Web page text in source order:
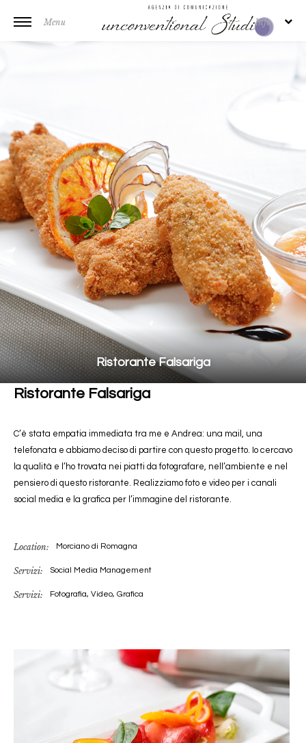
Menu Info
Ristorante Falsariga
Ristorante Falsariga
C’è stata empatia immediata tra me e Andrea: una mail, una
telefonata e abbiamo deciso di partire con questo progetto. Io cercavo
la qualità e l’ho trovata nei piatti da fotografare, nell’ambiente e nel
pensiero di questo ristorante. Realizziamo foto e video per i canali
social media e la grafica per l’immagine del ristorante.
Location: Morciano di Romagna
Servizi: Social Media Management
Servizi: Fotografia, Video, Grafica